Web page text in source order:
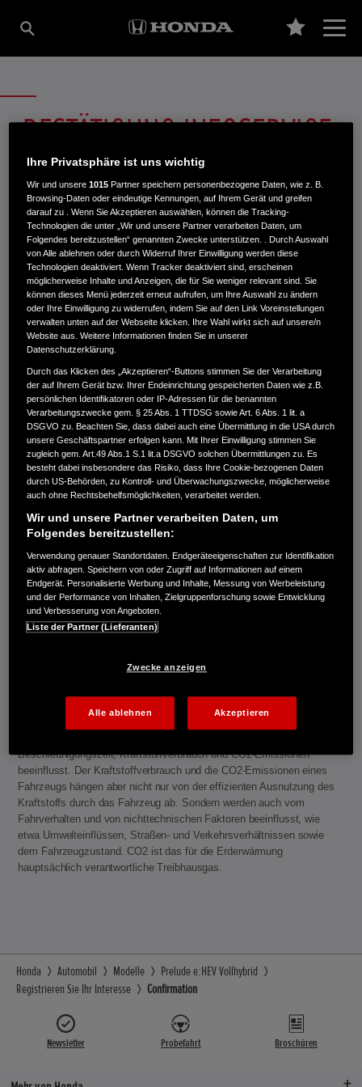
BESTÄTIGUNG INFOSERVICE-
ANMELDUNG
Vielen Dank, dass Sie Ihre Anmeldung zum Honda Prelude
Infoservice bestätigt haben.
INFORMATIONEN: KRAFTSTOFFVERBRAUCH/CO2-EMISSIONEN (PDF, 42 KB)
Kraftstoffverbrauch Jazz e:HEV in l/100 km: kombiniert 4,6−4,8. CO₂-
Emissionen in g/km: kombiniert 104−109. CO₂-Klasse: C.
Kraftstoffverbrauch Civic e:HEV in l/100 km: kombiniert 4,8−5,1. CO₂-
Emissionen in g/km: kombiniert 109−116. CO₂-Klasse: C-D.
Kraftstoffverbrauch HR-V e:HEV in l/100 km: kombiniert 5,4. CO₂-
Emissionen in g/km: kombiniert 122. CO₂-Klasse: D.
Kraftstoffverbrauch ZR-V e:HEV in l/100 km: kombiniert 5,8−5,9. CO₂-
Emissionen in g/km: kombiniert 132−133. CO₂-Klasse: D.
Energieverbrauch CR-V e:PHEV: Kraftstoffverbrauch gewichtet,
kombiniert: 2,6 l/100 km. Stromverbrauch gewichtet, kombiniert: 11,7
kWh/100 km. CO₂-Emissionen in g/km gewichtet, kombiniert: 59−60.
entladener Batterie kombiniert: 6,2−6,3 l/100 km. CO₂-Klasse bei
entladener Batterie: E. Elektrische Reichweite (EAER): 77−78 km.
Kraftstoffverbrauch CR-V e:HEV 2WD in l/100 km: kombiniert 6,0.
CO₂-Emissionen in g/km: kombiniert 136. CO₂-Klasse: E.
Kraftstoffverbrauch CR-V e:HEV AWD in l/100 km: kombiniert 6,7.
Kraftstoffverbrauch Prelude e:HEV in l/100 km: kombiniert 5,2. CO₂-
Beschleunigungszeit, Kraftstoffverbrauch und CO2-Emissionen
beeinflusst. Der Kraftstoffverbrauch und die CO2-Emissionen eines
Fahrzeugs hängen aber nicht nur von der effizienten Ausnutzung des
Kraftstoffs durch das Fahrzeug ab. Sondern werden auch vom
Fahrverhalten und von nichttechnischen Faktoren beeinflusst, wie
etwa Umwelteinflüssen, Straßen- und Verkehrsverhältnissen sowie
dem Fahrzeugzustand. CO2 ist das für die Erderwärmung
hauptsächlich verantwortliche Treibhausgas.
Honda Automobil Modelle
Prelude e:HEV Vollhybrid
Registrieren Sie Ihr Interesse
Confirmation
Newsletter Probefahrt Broschüren
Ihre Privatsphäre ist uns wichtig
Wir und unsere1015 Partner speichern personenbezogene Daten, wie z. B.
Browsing-Daten oder eindeutige Kennungen, auf Ihrem Gerät und greifen
darauf zu . Wenn Sie Akzeptieren auswählen, können die Tracking-
Technologien die unter „Wir und unsere Partner verarbeiten Daten, um
Folgendes bereitzustellen“ genannten Zwecke unterstützen. . Durch Auswahl
von Alle ablehnen oder durch Widerruf Ihrer Einwilligung werden diese
Technologien deaktiviert. Wenn Tracker deaktiviert sind, erscheinen
möglicherweise Inhalte und Anzeigen, die für Sie weniger relevant sind. Sie
können dieses Menü jederzeit erneut aufrufen, um Ihre Auswahl zu ändern
oder Ihre Einwilligung zu widerrufen, indem Sie auf den Link Voreinstellungen
verwalten unten auf der Webseite klicken. Ihre Wahl wirkt sich auf unsere/n
Website aus. Weitere Informationen finden Sie in unserer
Datenschutzerklärung.
Durch das Klicken des „Akzeptieren“-Buttons stimmen Sie der Verarbeitung
der auf Ihrem Gerät bzw. Ihrer Endeinrichtung gespeicherten Daten wie z.B.
persönlichen Identifikatoren oder IP-Adressen für die benannten
Verarbeitungszwecke gem. § 25 Abs. 1 TTDSG sowie Art. 6 Abs. 1 lit. a
DSGVO zu. Beachten Sie, dass dabei auch eine Übermittlung in die USA durch
unsere Geschäftspartner erfolgen kann. Mit Ihrer Einwilligung stimmen Sie
zugleich gem. Art.49 Abs.1 S.1 lit.a DSGVO solchen Übermittlungen zu. Es
besteht dabei insbesondere das Risiko, dass Ihre Cookie-bezogenen Daten
durch US-Behörden, zu Kontroll- und Überwachungszwecke, möglicherweise
auch ohne Rechtsbehelfsmöglichkeiten, verarbeitet werden.
Wir und unsere Partner verarbeiten Daten, um
Folgendes bereitzustellen:
Verwendung genauer Standortdaten. Endgeräteeigenschaften zur Identifikation
aktiv abfragen. Speichern von oder Zugriff auf Informationen auf einem
Endgerät. Personalisierte Werbung und Inhalte, Messung von Werbeleistung
und der Performance von Inhalten, Zielgruppenforschung sowie Entwicklung
und Verbesserung von Angeboten.
Liste der Partner (Lieferanten)
Zwecke anzeigen
Alle ablehnen Akzeptieren